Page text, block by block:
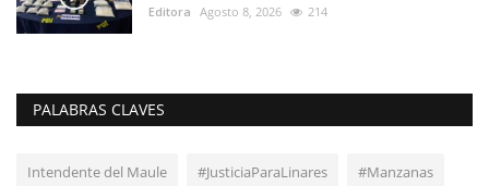
Editora Agosto 8, 2026 214
PALABRAS CLAVES
Intendente del Maule #JusticiaParaLinares #Manzanas